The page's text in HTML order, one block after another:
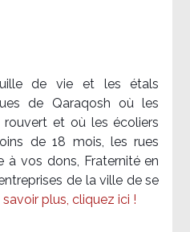
de vie et les étals
de Qaraqosh où les
et où les écoliers
de 18 mois, les rues
à vos dons, Fraternité en
de la ville de se
savoir plus, cliquez ici !